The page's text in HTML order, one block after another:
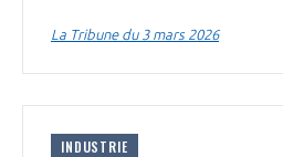
La Tribune du 3 mars 2026
INDUSTRIE